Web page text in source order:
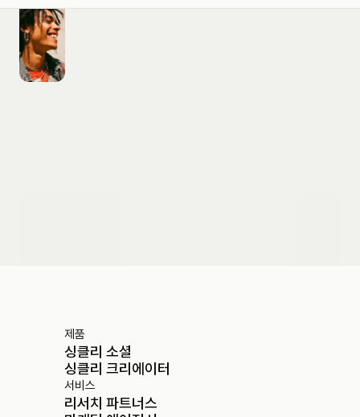
제품
싱클리 크리에이터
싱클리 소셜
서비스
리서치 파트너스